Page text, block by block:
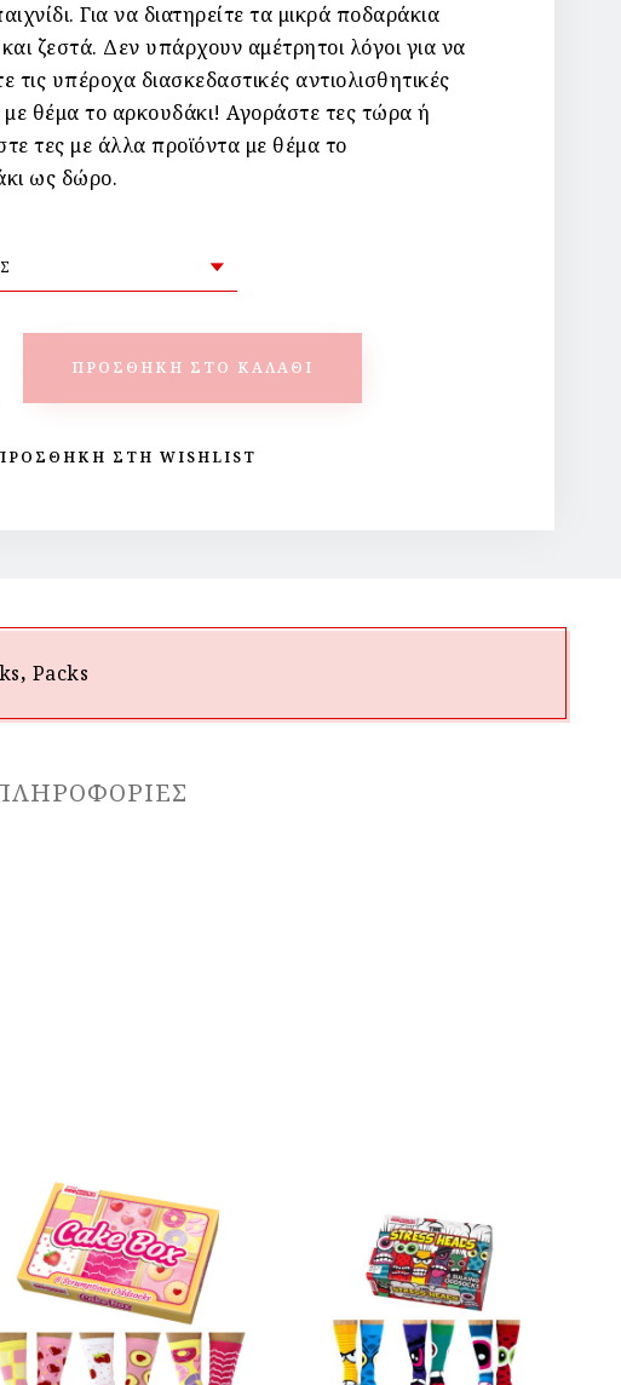
Για να διατηρείτε τα μικρά ποδαράκια
ζεστά. Δεν υπάρχουν αμέτρητοι λόγοι για να
τις υπέροχα διασκεδαστικές αντιολισθητικές
με θέμα το αρκουδάκι! Αγοράστε τες τώρα ή
τες με άλλα προϊόντα με θέμα το
ως δώρο.
ΠΡΟΣΘΉΚΗ ΣΤΟ ΚΑΛΆΘΙ
ΣΤΗ WISHLIST
, Packs